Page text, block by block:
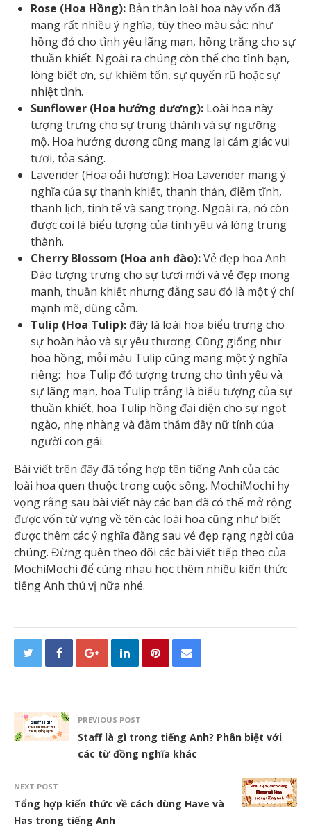
Rose (Hoa Hồng): Bản thân loài hoa này vốn đã
mang rất nhiều ý nghĩa, tùy theo màu sắc: như
hồng đỏ cho tình yêu lãng mạn, hồng trắng cho sự
thuần khiết. Ngoài ra chúng còn thể cho tình bạn,
lòng biết ơn, sự khiêm tốn, sự quyến rũ hoặc sự
nhiệt tình.
Sunflower (Hoa hướng dương): Loài hoa này
tượng trưng cho sự trung thành và sự ngưỡng
mộ. Hoa hướng dương cũng mang lại cảm giác vui
tươi, tỏa sáng.
Lavender (Hoa oải hương): Hoa Lavender mang ý
nghĩa của sự thanh khiết, thanh thản, điềm tĩnh,
thanh lịch, tinh tế và sang trọng. Ngoài ra, nó còn
được coi là biểu tượng của tình yêu và lòng trung
thành.
Cherry Blossom (Hoa anh đào):Vẻ đẹp hoa Anh
Đào tượng trưng cho sự tươi mới và vẻ đẹp mong
manh, thuần khiết nhưng đằng sau đó là một ý chí
mạnh mẽ, dũng cảm.
Tulip (Hoa Tulip): đây là loài hoa biểu trưng cho
sự hoàn hảo và sự yêu thương. Cũng giống như
hoa hồng, mỗi màu Tulip cũng mang một ý nghĩa
riêng: hoa Tulip đỏ tượng trưng cho tình yêu và
sự lãng mạn, hoa Tulip trắng là biểu tượng của sự
thuần khiết, hoa Tulip hồng đại diện cho sự ngọt
ngào, nhẹ nhàng và đằm thắm đầy nữ tính của
người con gái.
Bài viết trên đây đã tổng hợp tên tiếng Anh của các
loài hoa quen thuộc trong cuộc sống. MochiMochi hy
vọng rằng sau bài viết này các bạn đã có thể mở rộng
được vốn từ vựng về tên các loài hoa cũng như biết
được thêm các ý nghĩa đằng sau vẻ đẹp rạng ngời của
chúng. Đừng quên theo dõi các bài viết tiếp theo của
MochiMochi để cùng nhau học thêm nhiều kiến thức
tiếng Anh thú vị nữa nhé.
PREVIOUS POST
Staff là gì trong tiếng Anh? Phân biệt với
các từ đồng nghĩa khác
NEXT POST
Tổng hợp kiến thức về cách dùng Have và
Has trong tiếng Anh